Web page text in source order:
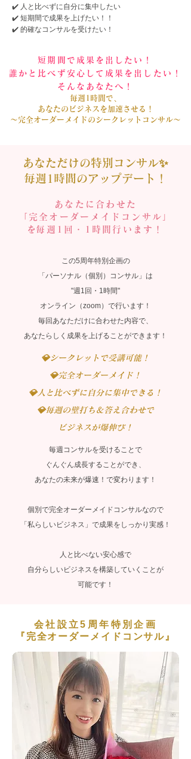
✔️ 人と比べずに自分に集中したい
✔️ 短期間で成果を上げたい！！
✔️ 的確なコンサルを受けたい！​
短期間で成果を出したい！
誰かと比べず安心して成果を出したい！
そんなあなたへ！
毎週1時間で、
あなたのビジネスを加速させる！
〜完全オーダーメイドのシークレットコンサル〜
あなただけの特別コンサル✨
毎週1時間のアップデート！
あなたに合わせた
「完全オーダーメイドコンサル」
​を毎週1回・1時間行います！
この5周年特別企画の
「パーソナル（個別）コンサル」は
"週1回・1時間"
オンライン（zoom）で行います！
毎回あなただけに合わせた内容で、
​あなたらしく成果を上げることができます！
💎シークレットで受講可能！
💎完全オーダーメイド！
💎人と比べずに自分に集中できる！
​💎毎週の壁打ち＆答え合わせで
ビジネスが爆伸び！
毎週コンサルを受けることで
ぐんぐん成長することができ、
あなたの未来が爆速！で変わります！
個別で完全オーダーメイドコンサルなので
「私らしいビジネス」で成果をしっかり実感！
人と比べない安心感で
自分らしいビジネスを構築していくことが
可能です！
会社設立5周年特別企画
『完全オーダーメイド コンサル』